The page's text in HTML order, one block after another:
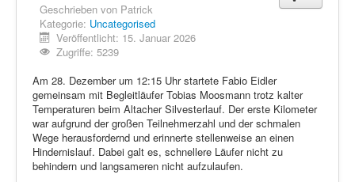
Datenschutz
Geschrieben von Patrick
Kategorie: Uncategorised
Veröffentlicht: 15. Januar 2026
Zugriffe: 5239
Am 28. Dezember um 12:15 Uhr startete Fabio Eidler
gemeinsam mit Begleitläufer Tobias Moosmann trotz kalter
Temperaturen beim Altacher Silvesterlauf. Der erste Kilometer
war aufgrund der großen Teilnehmerzahl und der schmalen
Wege herausfordernd und erinnerte stellenweise an einen
Hindernislauf. Dabei galt es, schnellere Läufer nicht zu
behindern und langsameren nicht aufzulaufen.